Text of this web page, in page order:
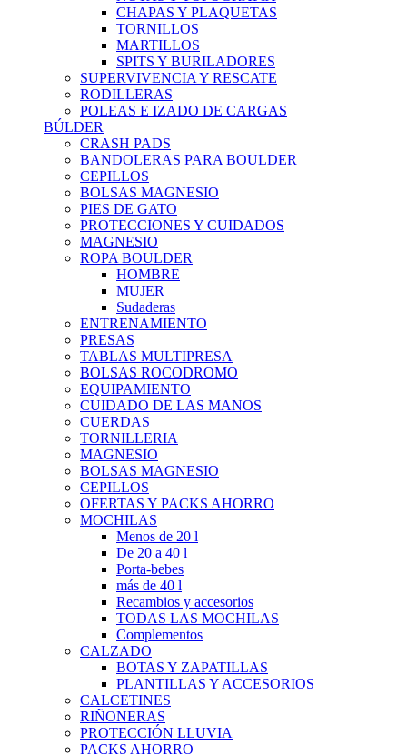
CHAPAS Y PLAQUETAS
TORNILLOS
MARTILLOS
SPITS Y BURILADORES
SUPERVIVENCIA Y RESCATE
RODILLERAS
POLEAS E IZADO DE CARGAS
BÚLDER
CRASH PADS
BANDOLERAS PARA BOULDER
CEPILLOS
BOLSAS MAGNESIO
PIES DE GATO
PROTECCIONES Y CUIDADOS
MAGNESIO
ROPA BOULDER
HOMBRE
MUJER
Sudaderas
ENTRENAMIENTO
PRESAS
TABLAS MULTIPRESA
BOLSAS ROCODROMO
EQUIPAMIENTO
CUIDADO DE LAS MANOS
CUERDAS
TORNILLERIA
MAGNESIO
BOLSAS MAGNESIO
CEPILLOS
OFERTAS Y PACKS AHORRO
MOCHILAS
Menos de 20 l
De 20 a 40 l
Porta-bebes
más de 40 l
Recambios y accesorios
TODAS LAS MOCHILAS
Complementos
CALZADO
BOTAS Y ZAPATILLAS
PLANTILLAS Y ACCESORIOS
CALCETINES
RIÑONERAS
PROTECCIÓN LLUVIA
PACKS AHORRO